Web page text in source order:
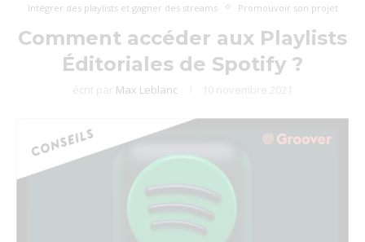
Intégrer des playlists et gagner des streams
Promouvoir son projet
Comment accéder aux Playlists
Éditoriales de Spotify ?
écrit par Max Leblanc 10 novembre 2021